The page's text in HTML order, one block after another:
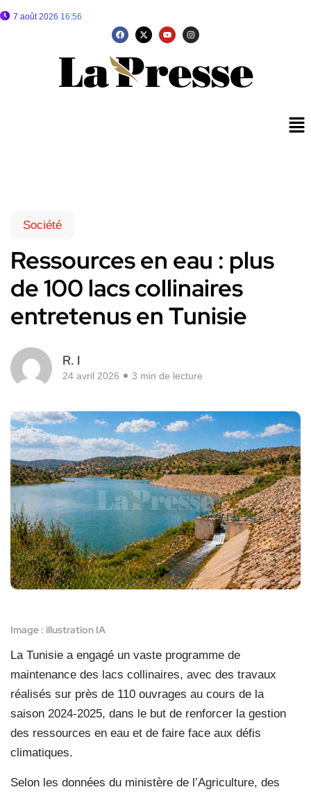
7 août 2026 16:56
Société
Ressources en eau : plus
de 100 lacs collinaires
entretenus en Tunisie
R. I
24 avril 2026 3 min de lecture
Image : illustration IA
La Tunisie a engagé un vaste programme de
maintenance des lacs collinaires, avec des travaux
réalisés sur près de 110 ouvrages au cours de la
saison 2024-2025, dans le but de renforcer la gestion
des ressources en eau et de faire face aux défis
climatiques.
Selon les données du ministère de l’Agriculture, des